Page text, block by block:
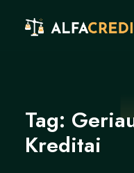
Tag:
Kreditai